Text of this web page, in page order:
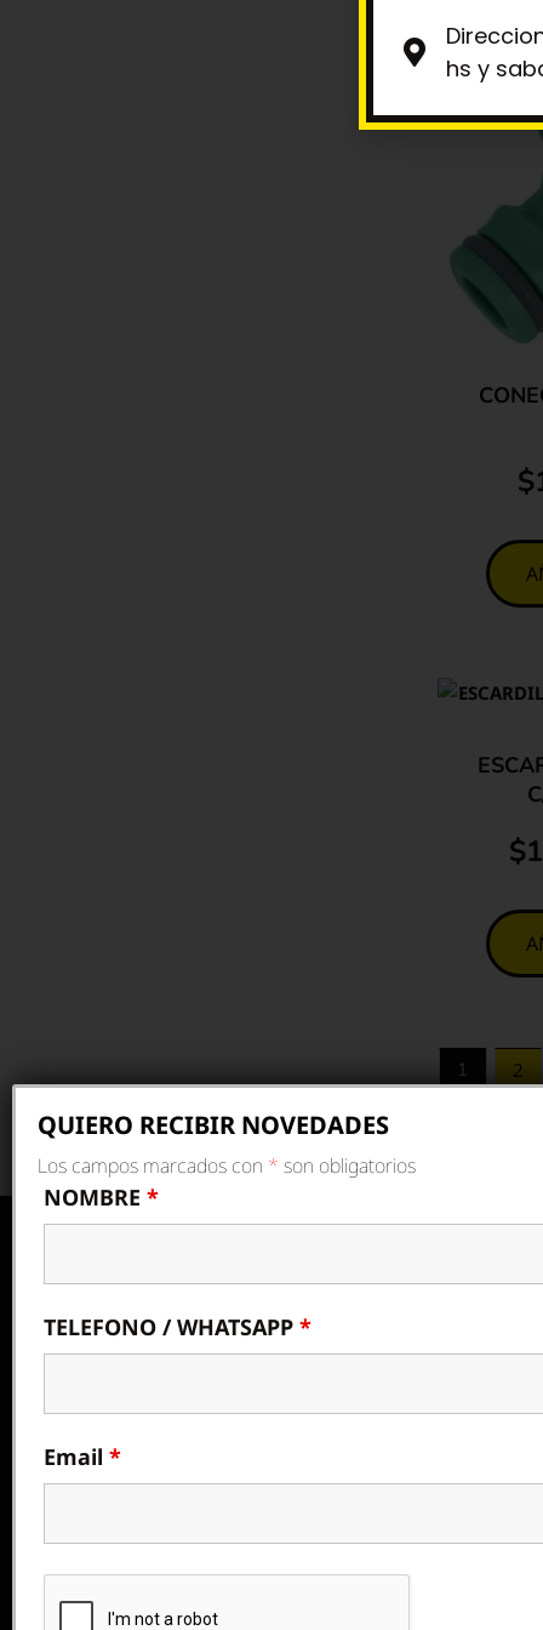
$
$
1 2
0810-
+54 9
Los campos marcados con * son obligatorios
NOMBRE *
TELEFONO / WHATSAPP *
Email *
hs y